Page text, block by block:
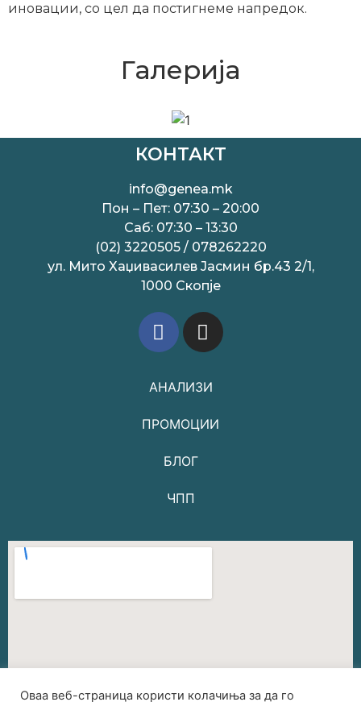
иновации, со цел да постигнеме напредок.
Галерија
КОНТАКТ
info@genea.mk
Пон – Пет: 07:30 – 20:00
Саб: 07:30 – 13:30
(02) 3220505 / 078262220
ул. Мито Хаџивасилев Јасмин бр.43 2/1,
1000 Скопје
АНАЛИЗИ
ПРОМОЦИИ
БЛОГ
ЧПП
Оваа веб-страница користи колачиња за да го